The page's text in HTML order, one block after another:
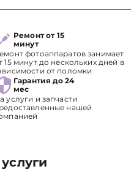
Ремонт от 15
минут
фотоаппаратов занимает
15 минут до нескольких дней в
от поломки
Гарантия до 24
мес
услуги и запчасти
нашей